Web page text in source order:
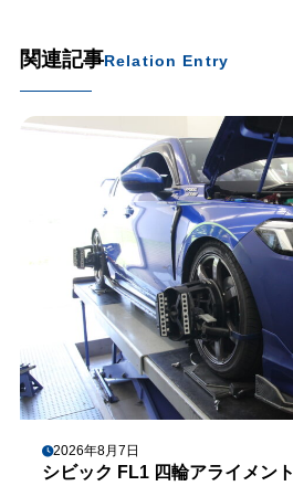
関連記事Relation Entry
2026年8月7日
シビック FL1 四輪アライメント